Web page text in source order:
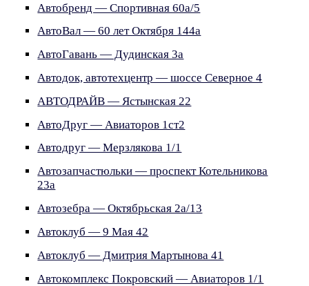
Автобренд — Спортивная 60а/5
АвтоВал — 60 лет Октября 144а
АвтоГавань — Дудинская 3а
Автодок, автотехцентр — шоссе Северное 4
АВТОДРАЙВ — Ястынская 22
АвтоДруг — Авиаторов 1ст2
Автодруг — Мерзлякова 1/1
Автозапчастюльки — проспект Котельникова
23а
Автозебра — Октябрьская 2а/13
Автоклуб — 9 Мая 42
Автоклуб — Дмитрия Мартынова 41
Автокомплекс Покровский — Авиаторов 1/1